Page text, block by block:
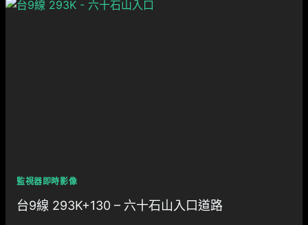
監視器即時影像
台9線 293K+130 – 六十石山入口道路